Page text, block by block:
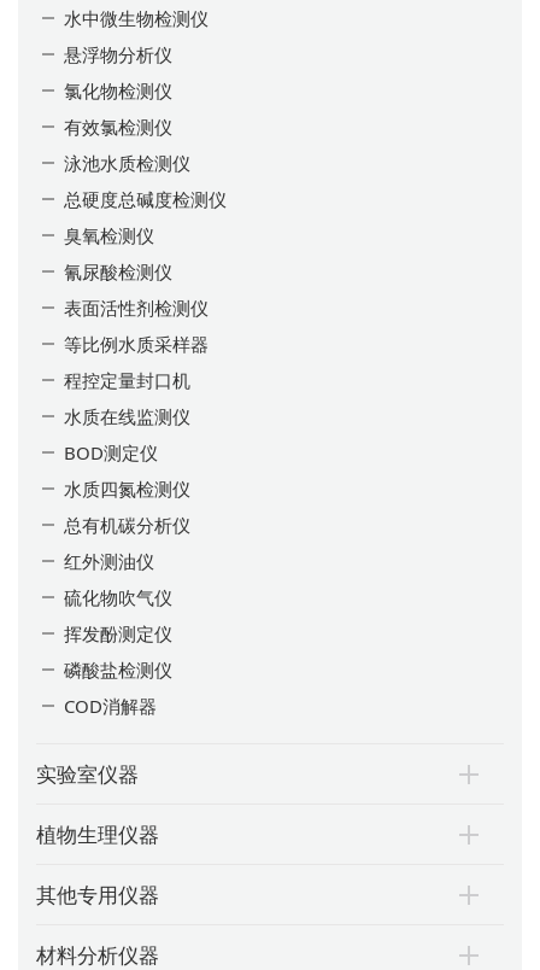
水中微生物检测仪
悬浮物分析仪
氯化物检测仪
有效氯检测仪
泳池水质检测仪
总硬度总碱度检测仪
臭氧检测仪
氰尿酸检测仪
表面活性剂检测仪
等比例水质采样器
程控定量封口机
水质在线监测仪
BOD测定仪
水质四氮检测仪
总有机碳分析仪
红外测油仪
硫化物吹气仪
挥发酚测定仪
磷酸盐检测仪
COD消解器
实验室仪器
植物生理仪器
其他专用仪器
材料分析仪器